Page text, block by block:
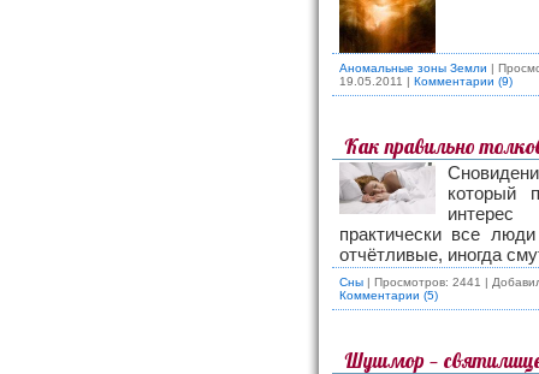
Аномальные зоны Земли |
19.05.2011 | Комментарии (9)
Как правильно
который
интерес
практически все
отчётливые, иногда
Сны | Просмотров: 2441 |
Комментарии (5)
Шушмор — святилище